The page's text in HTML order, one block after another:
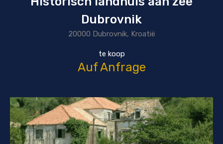
Dubrovnik
20000 Dubrovnik, Kroatië
te koop
Auf Anfrage